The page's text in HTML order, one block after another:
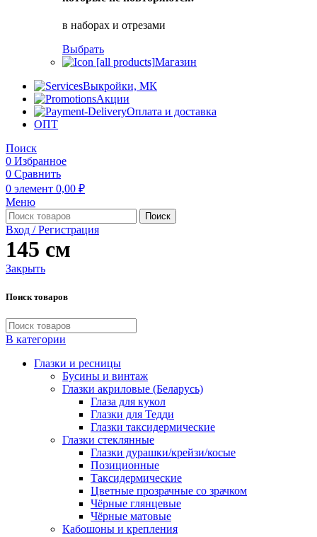
в наборах и отрезами
Выбрать
Магазин
Выкройки, МК
Акции
Оплата и доставка
ОПТ
Поиск
0 Избранное
0 Сравнить
0 элемент 0,00 ₽
Меню
Поиск
Вход / Регистрация
145 см
Закрыть
Поиск товаров
В категории
Глазки и ресницы
Бусины и винтаж
Глазки акриловые (Беларусь)
Глаза для кукол
Глазки для Тедди
Глазки таксидермические
Глазки стеклянные
Глазки дурашки/крейзи/косые
Позиционные
Таксидермические
Цветные прозрачные со зрачком
Чёрные глянцевые
Чёрные матовые
Кабошоны и крепления